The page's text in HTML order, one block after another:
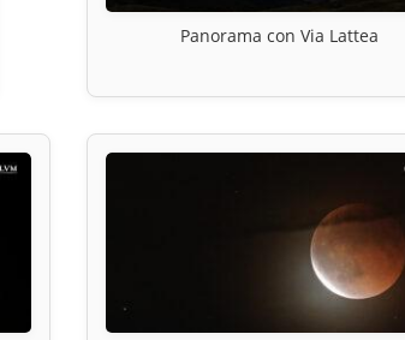
Panorama con Via Lattea